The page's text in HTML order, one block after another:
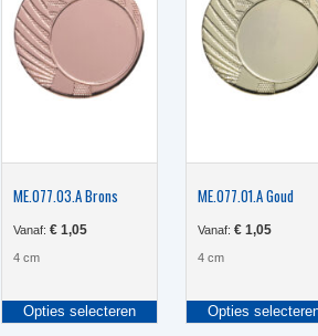
ME.077.03.A Brons
Vanaf: € 1,05
4 cm
Opties selecteren
ME.077.01.A Goud
Vanaf: €1,05
4 cm
Opties